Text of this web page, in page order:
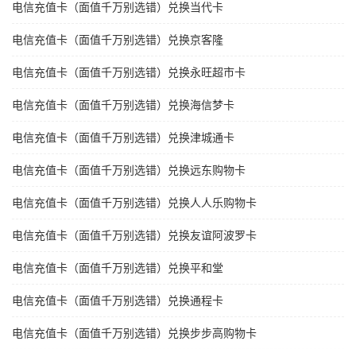
电信充值卡（面值千万别选错）兑换当代卡
电信充值卡（面值千万别选错）兑换京客隆
电信充值卡（面值千万别选错）兑换永旺超市卡
电信充值卡（面值千万别选错）兑换海信梦卡
电信充值卡（面值千万别选错）兑换津城通卡
电信充值卡（面值千万别选错）兑换远东购物卡
电信充值卡（面值千万别选错）兑换人人乐购物卡
电信充值卡（面值千万别选错）兑换友谊阿波罗卡
电信充值卡（面值千万别选错）兑换平和堂
电信充值卡（面值千万别选错）兑换通程卡
电信充值卡（面值千万别选错）兑换步步高购物卡